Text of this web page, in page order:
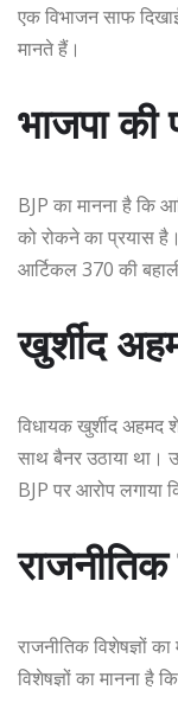
एक विभाजन साफ
मानते हैं।
भाजपा की
BJP का मानना है कि
को रोकने का प्रयास
आर्टिकल 370 की
खुर्शीद
विधायक खुर्शीद
साथ बैनर उठाया था।
BJP पर आरोप लगाया
राजनीतिक
राजनीतिक विशेषज्ञों
विशेषज्ञों का मानना है कि